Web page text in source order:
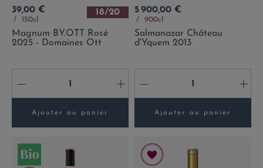
Prix
39,00 €
150cl
18/20
Magnum BY.OTT Rosé
2025 - Domaines Ott
- +
Ajouter au panier
Prix
5 900,00 €
900cl
Salmanazar Château
d'Yquem 2013
- +
Ajouter au panier